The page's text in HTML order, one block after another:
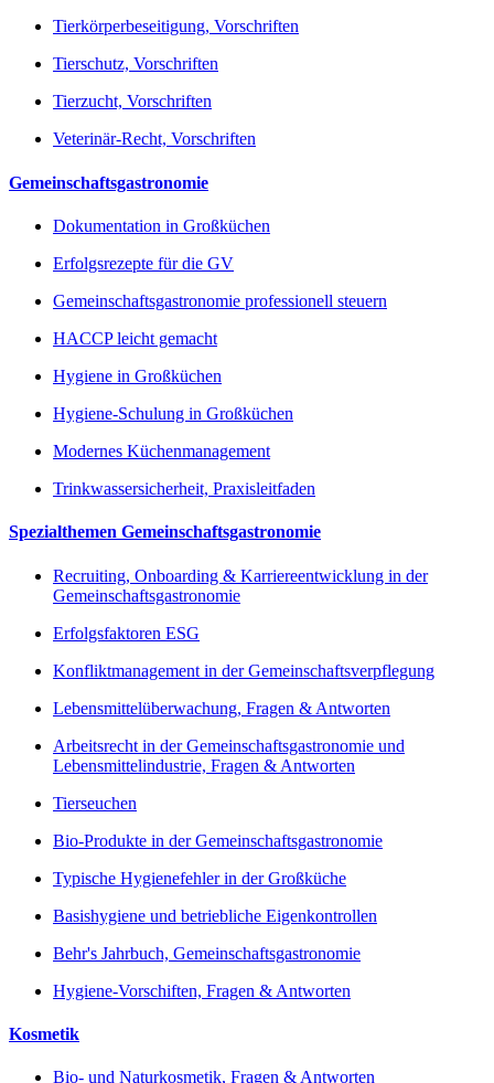
Tierkörperbeseitigung, Vorschriften
Tierschutz, Vorschriften
Tierzucht, Vorschriften
Veterinär-Recht, Vorschriften
Gemeinschaftsgastronomie
Dokumentation in Großküchen
Erfolgsrezepte für die GV
Gemeinschaftsgastronomie professionell steuern
HACCP leicht gemacht
Hygiene in Großküchen
Hygiene-Schulung in Großküchen
Modernes Küchenmanagement
Trinkwassersicherheit, Praxisleitfaden
Spezialthemen Gemeinschaftsgastronomie
Recruiting, Onboarding & Karriereentwicklung in der
Gemeinschaftsgastronomie
Erfolgsfaktoren ESG
Konfliktmanagement in der Gemeinschaftsverpflegung
Lebensmittelüberwachung, Fragen & Antworten
Arbeitsrecht in der Gemeinschaftsgastronomie und
Lebensmittelindustrie, Fragen & Antworten
Tierseuchen
Bio-Produkte in der Gemeinschaftsgastronomie
Typische Hygienefehler in der Großküche
Basishygiene und betriebliche Eigenkontrollen
Behr's Jahrbuch, Gemeinschaftsgastronomie
Hygiene-Vorschiften, Fragen & Antworten
Kosmetik
Bio- und Naturkosmetik, Fragen & Antworten